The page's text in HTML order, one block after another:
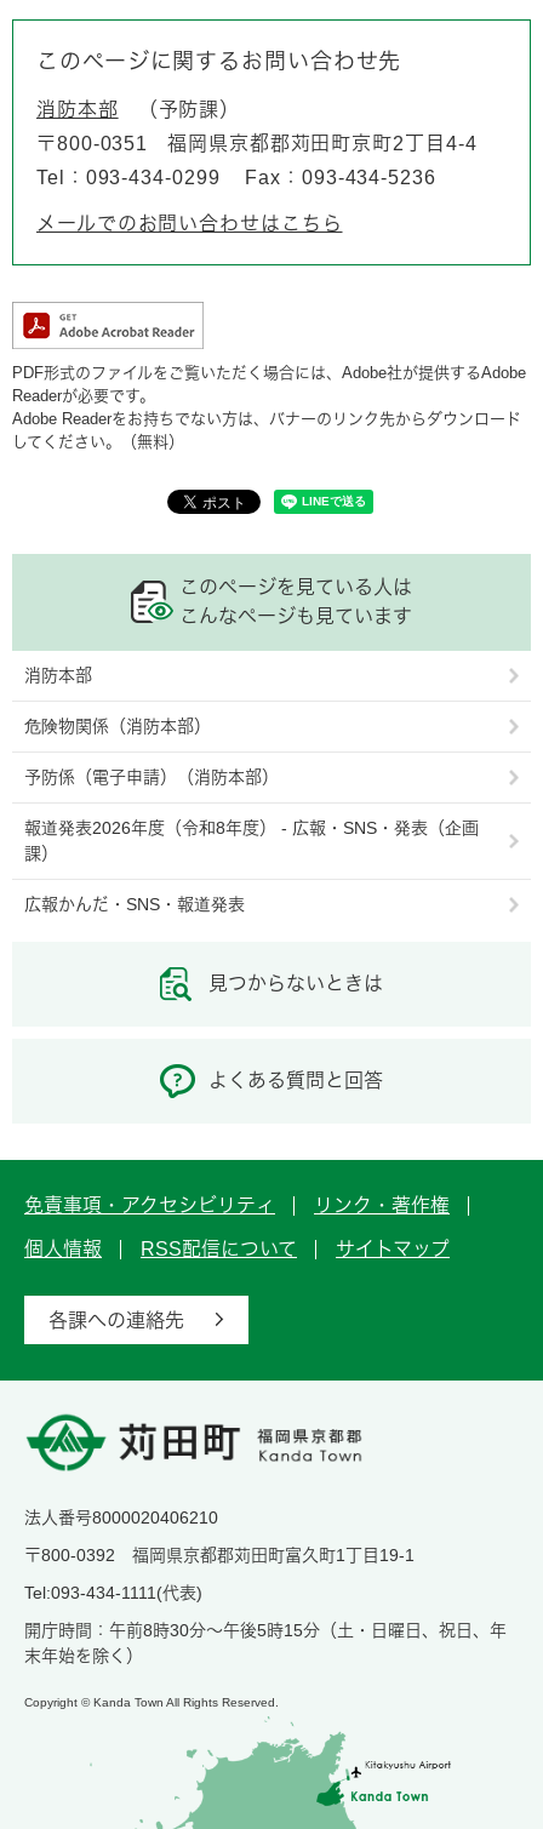
このページに関するお問い合わせ先
消防本部
予防課
〒800-0351
福岡県京都郡苅田町京町2丁目4-4
Tel：093-434-0299
Fax：093-434-5236
メールでのお問い合わせはこちら
PDF形式のファイルをご覧いただく場合には、Adobe社が提供するAdobe
Readerが必要です。
Adobe Readerをお持ちでない方は、バナーのリンク先からダウンロード
してください。（無料）
このページを見ている人は
こんなページも見ています
消防本部
危険物関係（消防本部）
予防係（電子申請）（消防本部）
報道発表2026年度（令和8年度） - 広報・SNS・発表（企画
課）
広報かんだ・SNS・報道発表
見つからないときは
よくある質問と回答
免責事項・アクセシビリティ リンク・著作権
個人情報 RSS配信について サイトマップ
各課への連絡先
法人番号8000020406210
〒800-0392 福岡県京都郡苅田町富久町1丁目19-1
Tel:093-434-1111(代表)
開庁時間：午前8時30分～午後5時15分（土・日曜日、祝日、年
末年始を除く）
Copyright © Kanda Town All Rights Reserved.